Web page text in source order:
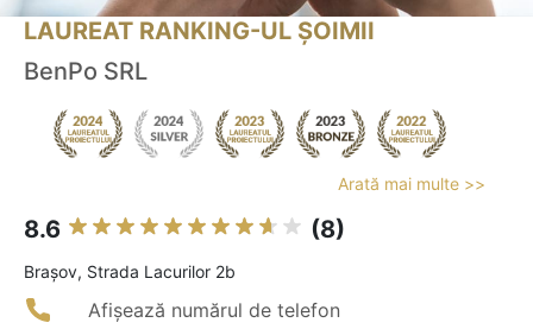
LAUREAT RANKING-UL ȘOIMII
BenPo SRL
Arată mai multe >>
8.6 (8)
Braşov, Strada Lacurilor 2b
Afișează numărul de telefon